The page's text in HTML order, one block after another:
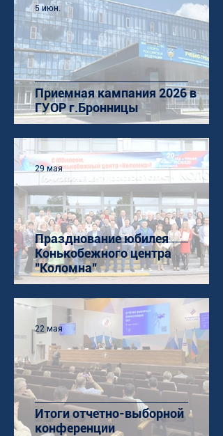
Приемная кампания 2026 в
ГУОР г.Бронницы
5 июн.
Празднование юбилея
Конькобежного центра
"Коломна"
29 мая
Итоги отчетно-выборной
конференции
22 мая